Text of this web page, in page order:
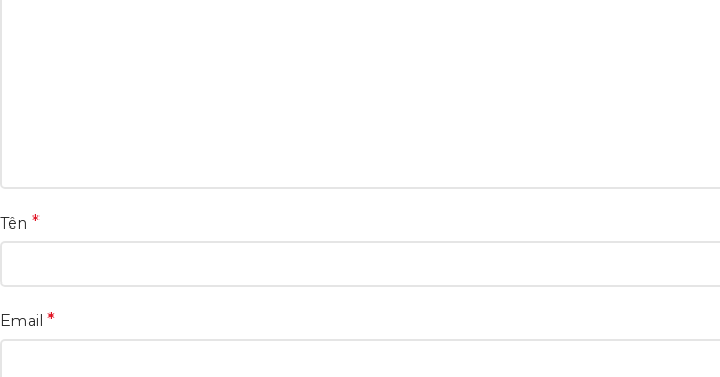
Tên *
Email *